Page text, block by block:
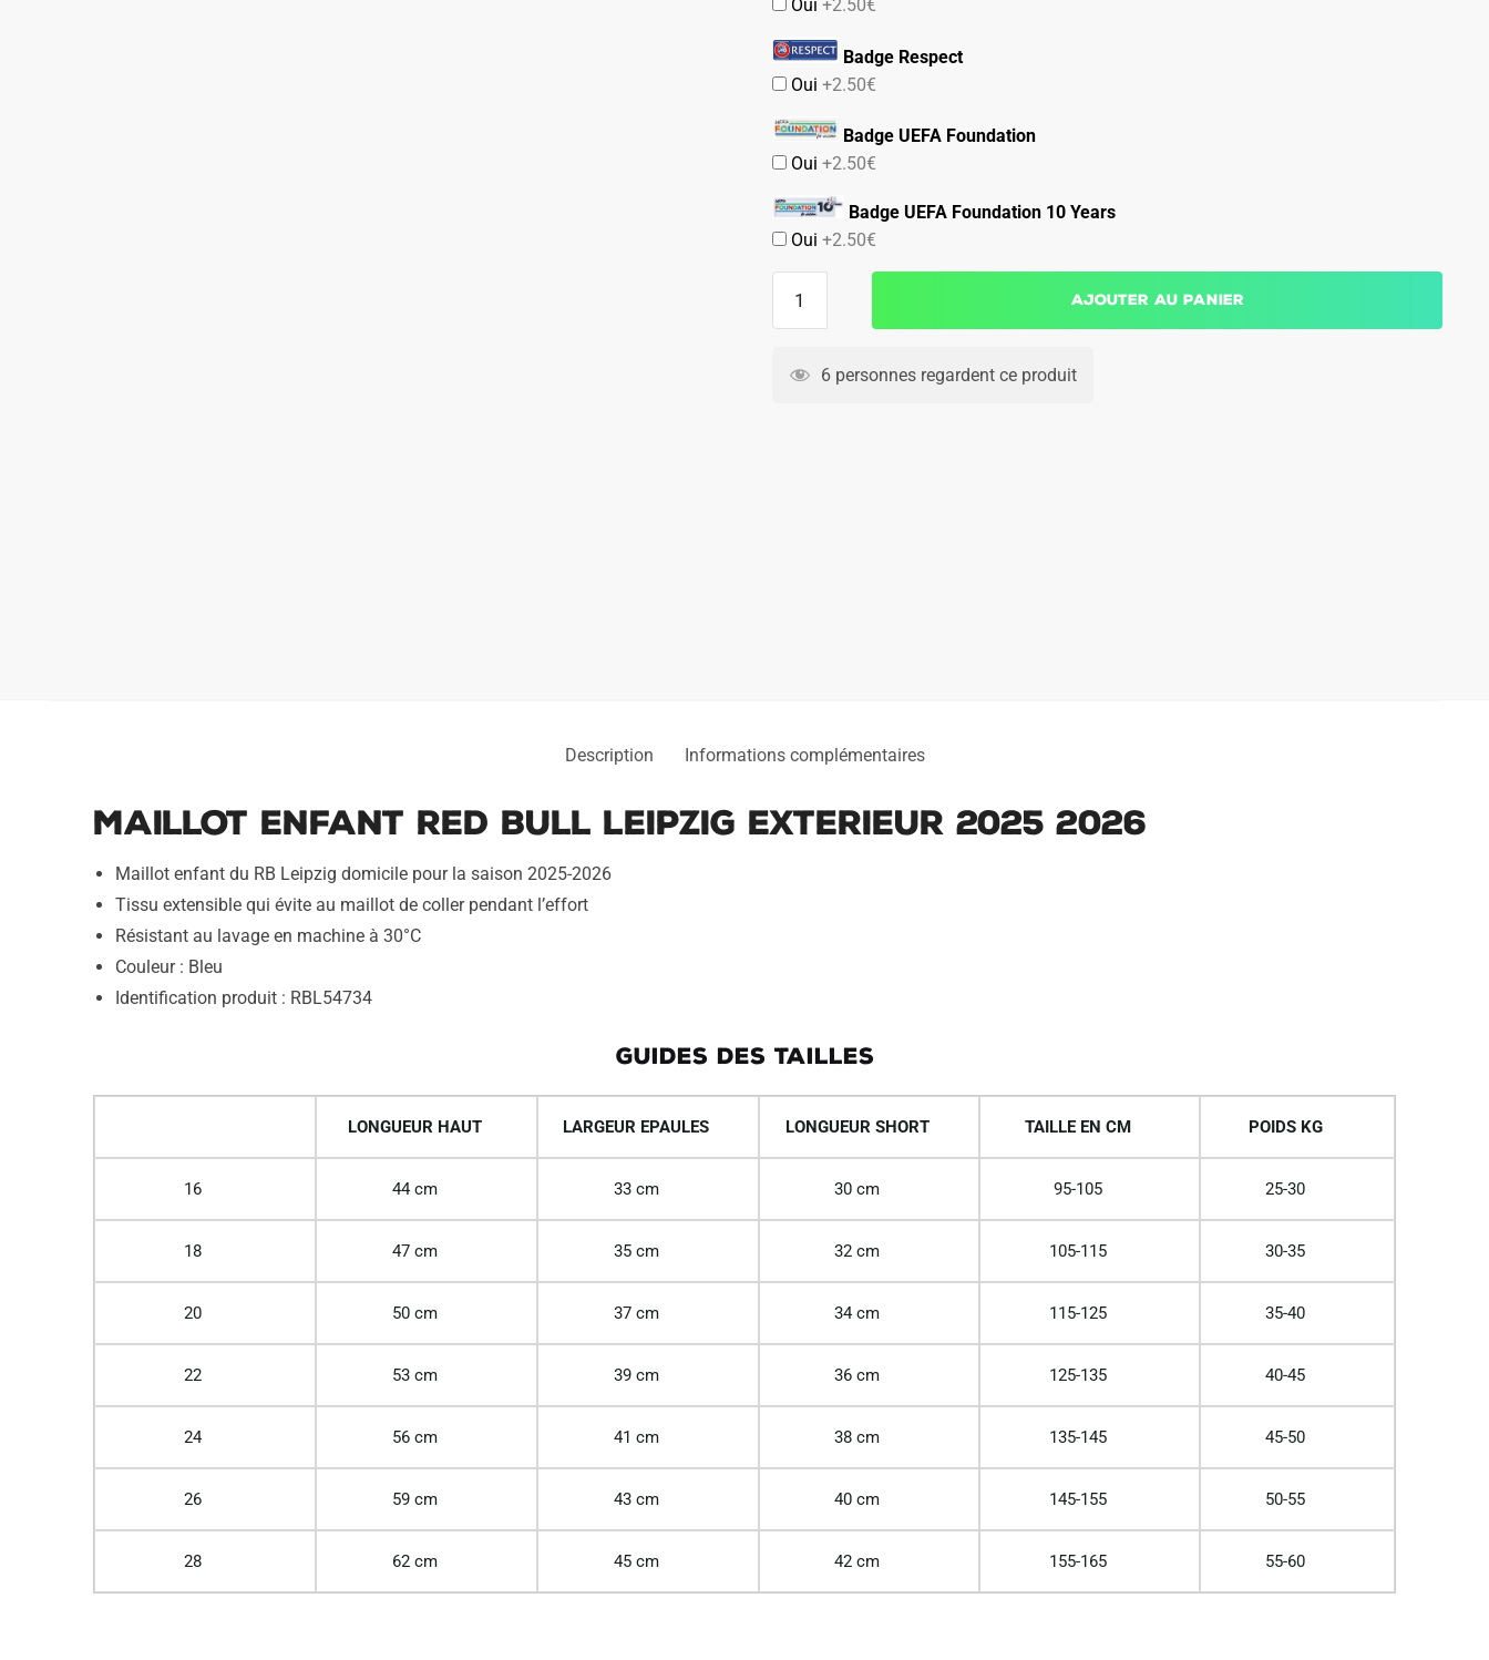
Oui+2.50€
Badge Respect
Oui+2.50€
Badge UEFA Foundation
Oui+2.50€
Badge UEFA Foundation 10 Years
Oui+2.50€
Enfant
Ajouter au panier
6 personnes regardent ce produit
Description Informations complémentaires
Maillot Enfant Red Bull Leipzig Exterieur 2025 2026
Maillot enfant du RB Leipzig domicile pour la saison 2025-2026
Tissu extensible qui évite au maillot de coller pendant l’effort
Résistant au lavage en machine à 30°C
Couleur : Bleu
Identification produit : RBL54734
GUIDES DES TAILLES
LONGUEUR HAUT LARGEUR EPAULES LONGUEUR SHORT TAILLE EN CM POIDS KG
16 44 cm 33 cm 30 cm 95-105 25-30
18 47 cm 35 cm 32 cm 105-115 30-35
20 50 cm 37 cm 34 cm 115-125 35-40
22 53 cm 39 cm 36 cm 125-135 40-45
24 56 cm 41 cm 38 cm 135-145 45-50
26 59 cm 43 cm 40 cm 145-155 50-55
28 62 cm 45 cm 42 cm 155-165 55-60